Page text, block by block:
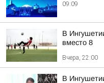
09:09
В
вместо 8
Вчера, 22:00
В